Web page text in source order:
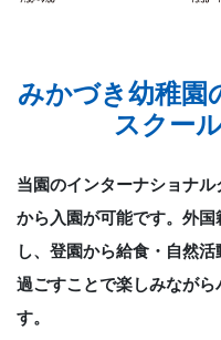
みかづき幼稚園
スクー
当園のインターナショナ
から入園が可能です。 外国
し、登園から給食・自然活
過ごすことで楽しみなが
す。